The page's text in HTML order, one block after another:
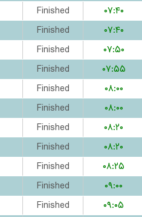
Finished
۰۷:۴۰
Finished
۰۷:۴۰
Finished
۰۷:۵۰
Finished
۰۷:۵۵
Finished
۰۸:۰۰
Finished
۰۸:۰۰
Finished
۰۸:۲۰
Finished
۰۸:۲۰
Finished
۰۸:۲۵
Finished
۰۹:۰۰
Finished
۰۹:۰۵